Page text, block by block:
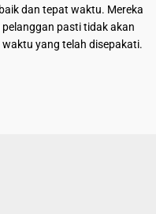
dan tepat waktu. Mereka
pasti tidak akan
yang telah disepakati.